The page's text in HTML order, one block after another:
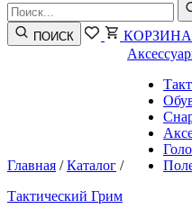
ПОИСК КОРЗИНА
Главная /Каталог /
Тактический Грим